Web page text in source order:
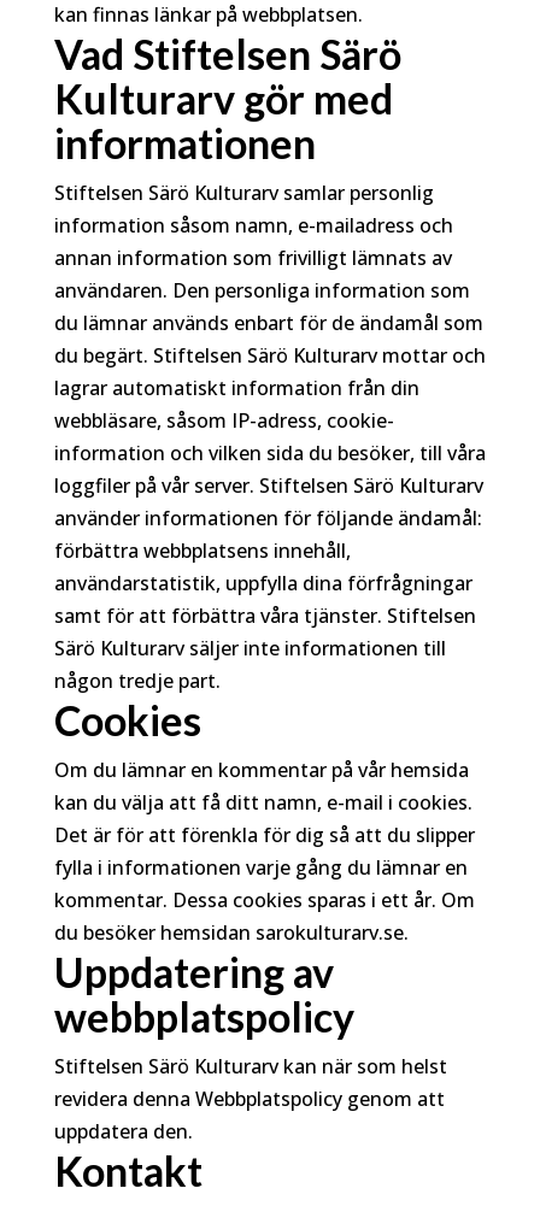
kan finnas länkar på webbplatsen.
Vad Stiftelsen Särö
Kulturarv gör med
informationen
Stiftelsen Särö Kulturarv samlar personlig
information såsom namn, e-mailadress och
annan information som frivilligt lämnats av
användaren. Den personliga information som
du lämnar används enbart för de ändamål som
du begärt. Stiftelsen Särö Kulturarv mottar och
lagrar automatiskt information från din
webbläsare, såsom IP-adress, cookie-
information och vilken sida du besöker, till våra
loggfiler på vår server. Stiftelsen Särö Kulturarv
använder informationen för följande ändamål:
förbättra webbplatsens innehåll,
användarstatistik, uppfylla dina förfrågningar
samt för att förbättra våra tjänster. Stiftelsen
Särö Kulturarv säljer inte informationen till
någon tredje part.
Cookies
Om du lämnar en kommentar på vår hemsida
kan du välja att få ditt namn, e-mail i cookies.
Det är för att förenkla för dig så att du slipper
fylla i informationen varje gång du lämnar en
kommentar. Dessa cookies sparas i ett år. Om
du besöker hemsidan sarokulturarv.se.
Uppdatering av
webbplatspolicy
Stiftelsen Särö Kulturarv kan när som helst
revidera denna Webbplatspolicy genom att
uppdatera den.
Kontakt